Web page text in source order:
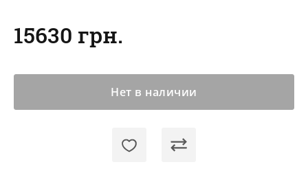
15630 грн.
Нет в наличии